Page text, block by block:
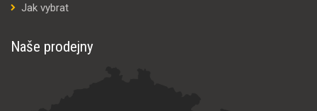
Jak vybrat
Naše prodejny